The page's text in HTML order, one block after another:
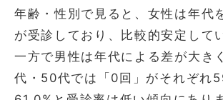
年齢・性別で見ると、女性は年代
が受診しており、比較的安定して
一方で男性は年代による差が大き
代・50代では「0回」がそれぞれ